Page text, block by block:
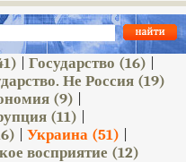
Государство (16)
Не Россия (19)
(9)
(11)
|Украина (51)
восприятие (12)